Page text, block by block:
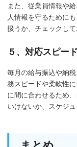
また、従業員情報や
人情報を守るために
扱うか、チェックして
５、対応スピー
毎月の給与振込や納
務スピードや柔軟性
に間に合わせるため
いけないか、スケジ